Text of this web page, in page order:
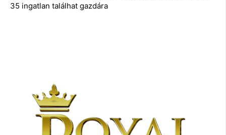
35 ingatlan találhat gazdára